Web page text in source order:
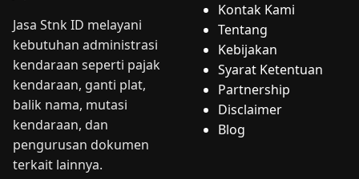
Jasa Stnk ID melayani
kebutuhan administrasi
kendaraan seperti pajak
kendaraan, ganti plat,
balik nama, mutasi
kendaraan, dan
pengurusan dokumen
terkait lainnya.
Kontak Kami
Tentang
Kebijakan
Syarat Ketentuan
Partnership
Disclaimer
Blog